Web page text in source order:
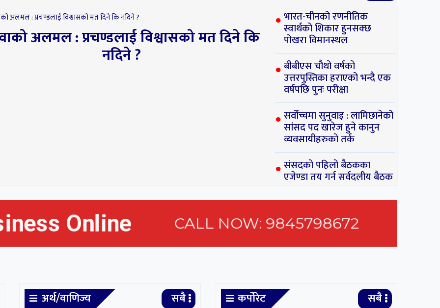
उत्तरपुस्तिका हराएको
परीक्षा
अलमल : प्रचण्डलाई विश्वासको मत दिने कि
नदिने ?
भारत-चीनको रणनीतिक
स्वार्थको शिकार हुनसक्छ
पोखरा विमानस्थल
बीबीएस चौथो वर्षको
उत्तरपुस्तिका हराएको भन्दै एक
वर्षपछि पुनः परीक्षा
सर्वोच्चमा सुनुवाइ : लामिछानेको
सांसद पद खारेज हुने कानुन
व्यवसायीहरुको तर्क
संसदको पहिलो बैठकका
एजेण्डा तय गर्न सर्वदलीय बैठक
अर्थ/वाणिज्य सबै कर्पोरेट सबै